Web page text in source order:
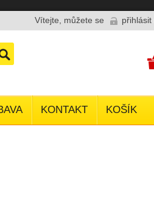
Vítejte, můžete se přihlásit
KONTAKT KOŠÍK